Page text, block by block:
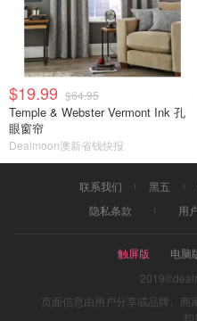
$19.99 $64.95
Temple & Webster Vermont Ink 孔
眼窗帘
Dealmoon澳新省钱快报
联系我们 黑五
隐私条款
用
触屏版 电脑
页面信息由用户分享或品牌、
扣